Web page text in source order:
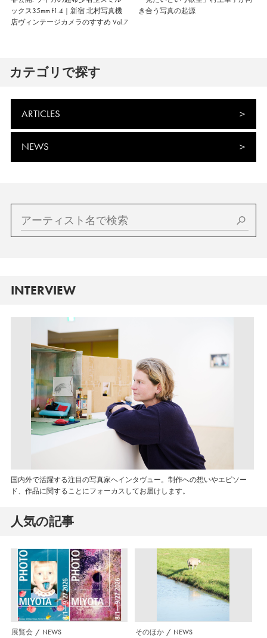
ックス35mm f1.4｜新宿 北村写真機
店ヴィンテージカメラのすすめ Vol.7
き合う写真の起源
カテゴリで探す
ARTICLES
NEWS
INTERVIEW
国内外で活躍する注目の写真家へインタヴュー。制作への想いやエピソー
ド、作品に関することにフォーカスしてお届けします。
人気の記事
展覧会 NEWS そのほか NEWS